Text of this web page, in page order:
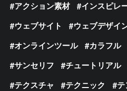
アクション素材
インスピレ
ウェブサイト
ウェブデザイ
オンラインツール
カラフル
サンセリフ
チュートリアル
テクスチャ
テクニック
テ